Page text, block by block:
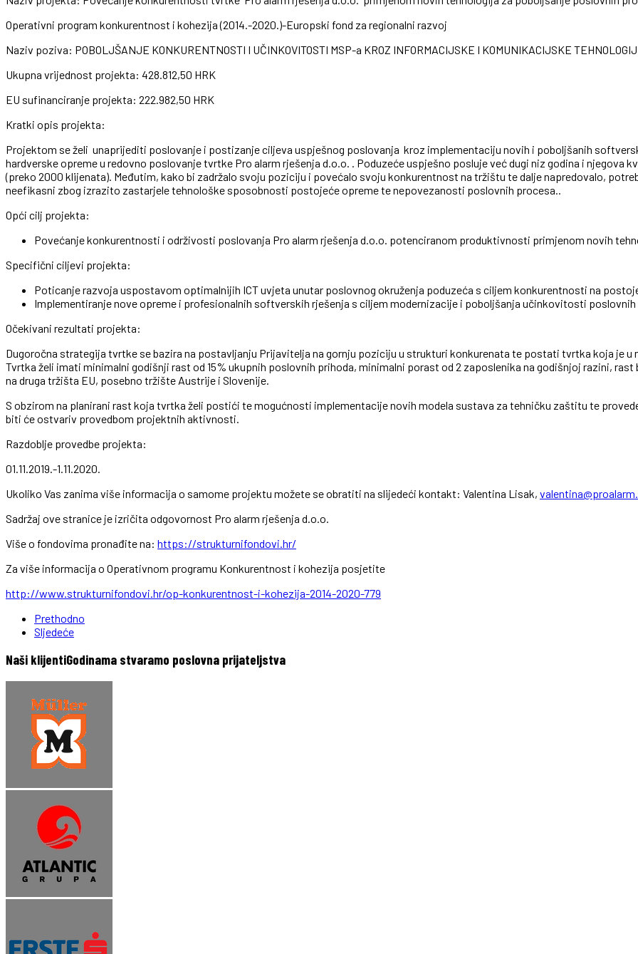
Operativni program konkurentnost i kohezija (2014.-2020.)-Europski fond za regionalni razvoj
Naziv poziva: POBOLJŠANJE KONKURENTNOSTI I UČINKOVITOSTI MSP-a KROZ INFORMACIJSKE I KOMUNIKACIJSKE
Ukupna vrijednost projekta: 428.812,50 HRK
EU sufinanciranje projekta: 222.982,50 HRK
Kratki opis projekta:
Projektom se želi unaprijediti poslovanje i postizanje ciljeva uspješnog poslovanja kroz implementaciju novih i poboljšanih
hardverske opreme u redovno poslovanje tvrtke Pro alarm rješenja d.o.o. . Poduzeće uspješno posluje već dugi niz godina i
(preko 2000 klijenata). Međutim, kako bi zadržalo svoju poziciju i povećalo svoju konkurentnost na tržištu te dalje napredovalo,
neefikasni zbog izrazito zastarjele tehnološke sposobnosti postojeće opreme te nepovezanosti poslovnih procesa..
Opći cilj projekta:
Povećanje konkurentnosti i održivosti poslovanja Pro alarm rješenja d.o.o. potenciranom produktivnosti primjenom novih
Specifični ciljevi projekta:
Poticanje razvoja uspostavom optimalnijih ICT uvjeta unutar poslovnog okruženja poduzeća s ciljem konkurentnosti na
Implementiranje nove opreme i profesionalnih softverskih rješenja s ciljem modernizacije i poboljšanja učinkovitosti
Očekivani rezultati projekta:
Dugoročna strategija tvrtke se bazira na postavljanju Prijavitelja na gornju poziciju u strukturi konkurenata te postati tvrtka koja je
Tvrtka želi imati minimalni godišnji rast od 15% ukupnih poslovnih prihoda, minimalni porast od 2 zaposlenika na godišnjoj razini,
na druga tržišta EU, posebno tržište Austrije i Slovenije.
S obzirom na planirani rast koja tvrtka želi postići te mogućnosti implementacije novih modela sustava za tehničku zaštitu te
biti će ostvariv provedbom projektnih aktivnosti.
Razdoblje provedbe projekta:
01.11.2019.-1.11.2020.
Ukoliko Vas zanima više informacija o samome projektu možete se obratiti na slijedeći kontakt: Valentina Lisak,
Sadržaj ove stranice je izričita odgovornost Pro alarm rješenja d.o.o.
Više o fondovima pronađite na: https://strukturnifondovi.hr/
Za više informacija o Operativnom programu Konkurentnost i kohezija posjetite
http://www.strukturnifondovi.hr/op-konkurentnost-i-kohezija-2014-2020-779
Prethodno
Sljedeće
Naši klijentiGodinama stvaramo poslovna prijateljstva